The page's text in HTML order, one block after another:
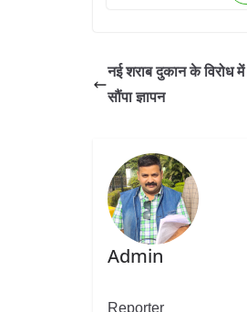
नई शराब दुकान के विरोध
सौंपा ज्ञापन
Admin
Reporter